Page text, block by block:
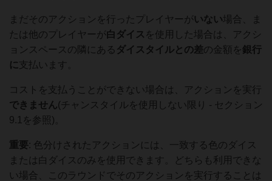
まだそのアクションを行ったプレイヤーがいない場合、ま
たは他のプレイヤーが白ダイス を使用した場合は、アクシ
ョンスペースの隣にある ダイスタイルとの差の金額を銀行
に 支払います。
コストを支払うことができない場合は、アクションを実行
できません(チャンスタイルを使用しない限り - セクション
9.1を参照)。
重要: 色分けされたアクションには、一致する色のダイス
または白ダイスのみを使用できます。どちらも利用できな
い場合、このラウンドでそのアクションを実行することは